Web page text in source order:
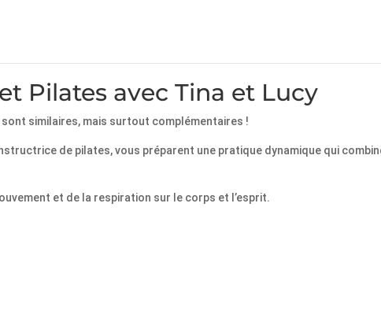
Pilates avec Tina et Lucy
similaires, mais surtout complémentaires !
de pilates, vous préparent une pratique dynamique qui
et de la respiration sur le corps et l’esprit.